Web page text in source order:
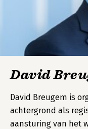
David
David Breugem is
achtergrond als
aansturing van het